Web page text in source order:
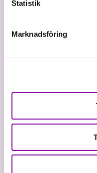
Statistik
Marknadsföring